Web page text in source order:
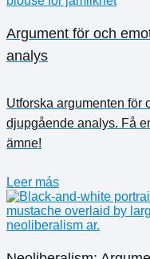
Argument för och
analys
Utforska argumenten för
djupgående analys. Få
ämne!
Leer más